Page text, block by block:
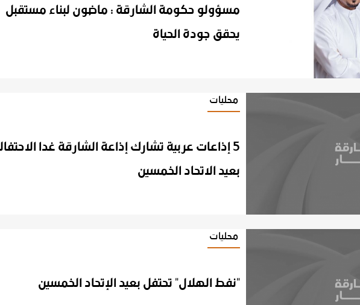
مسؤولو حكومة الشارقة : ماضون لبناء مستقبل
يحقق جودة الحياة
محليات
5 إذاعات عربية تشارك إذاعة الشارقة غدا الاحتفالات
بعيد الاتحاد الخمسين
محليات
"نفطالهلال"تحتفلبعيدالإتحادالخمسين